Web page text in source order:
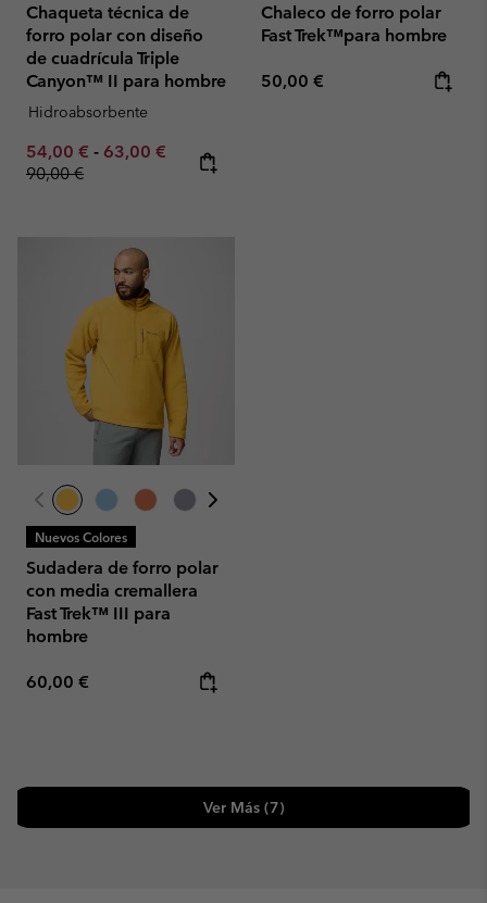
Chaqueta técnica de
forro polar con diseño
de cuadrícula Triple
Canyon™ II para hombre
Hidroabsorbente
Minimum sale price:
54,00 € - Maximum sale price:
63,00 € Regular price:
90,00 €
Chaleco de forro polar
Fast Trek™para hombre
Regular price:
50,00 €
Nuevos Colores
Sudadera de forro polar
con media cremallera
Fast Trek™ III para
hombre
Regular price:
60,00 €
Ver Más (7)